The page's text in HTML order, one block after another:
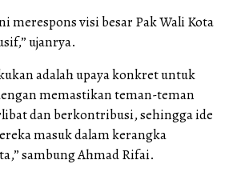
merespons visi besar Pak Wali Kota
ujanrya.
adalah upaya konkret untuk
memastikan teman-teman
dan berkontribusi, sehingga ide
masuk dalam kerangka
sambung Ahmad Rifai.